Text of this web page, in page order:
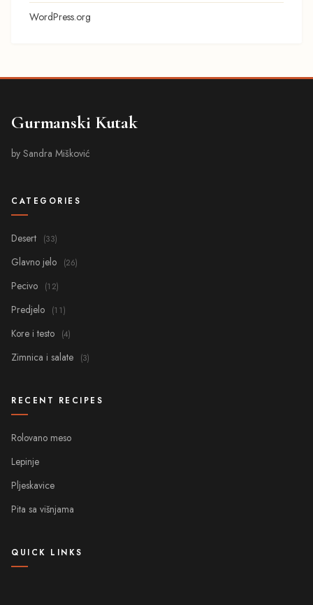
WordPress.org
Gurmanski Kutak
by Sandra Mišković
CATEGORIES
Desert (33)
Glavno jelo (26)
Pecivo (12)
Predjelo (11)
Kore i testo (4)
Zimnica i salate (3)
RECENT RECIPES
Rolovano meso
Lepinje
Pljeskavice
Pita sa višnjama
QUICK LINKS